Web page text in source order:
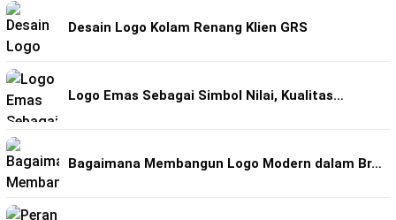
Desain Logo Kolam Renang Klien GRS
Logo Emas Sebagai Simbol Nilai, Kualitas…
Bagaimana Membangun Logo Modern dalam Br…